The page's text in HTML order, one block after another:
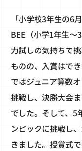
「小学校3年生の6
BEE（小学1年生～
力試しの気持ちで
ものの、入賞はで
ではジュニア算数
挑戦し、決勝大会
でした。そして、5
ンピックに挑戦し
きました。授賞式